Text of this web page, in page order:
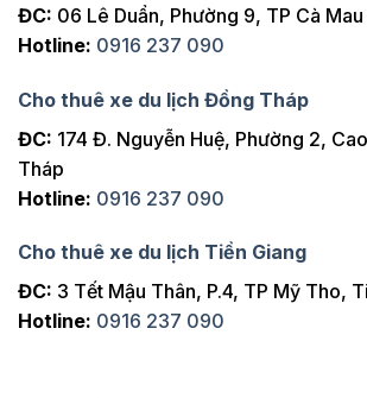
ĐC: 06 Lê Duẩn, Phường 9, TP Cà Mau
Hotline: 0916 237 090
Cho thuê xe du lịch Đồng Tháp
ĐC: 174 Đ. Nguyễn Huệ, Phường 2,
Tháp
Hotline: 0916 237 090
Cho thuê xe du lịch Tiền Giang
ĐC: 3 Tết Mậu Thân, P.4, TP Mỹ Tho,
Hotline: 0916 237 090